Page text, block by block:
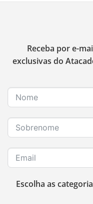
Receba por e-
exclusivas do
Escolha as